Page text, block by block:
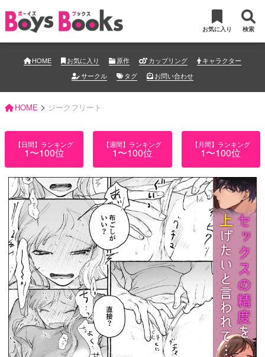
お気に入り 検索
HOME お気に入り 原作 カップリング
キャラクター
サークル
タグ お問い合わせ
HOME > ジークフリート
【日間】ランキング
1〜100位
【週間】ランキング
1〜100位
【月間】ランキング
1〜100位